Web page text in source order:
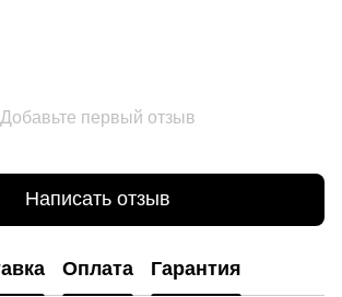
Добавьте первый отзыв
Написать отзыв
Оплата Гарантия